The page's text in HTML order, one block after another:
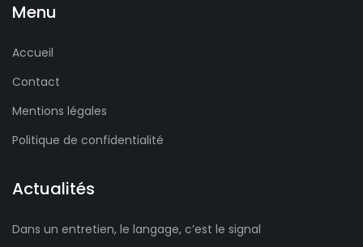
Menu
Accueil
Contact
Mentions légales
Politique de confidentialité
Actualités
Dans un entretien, le langage, c’est le signal